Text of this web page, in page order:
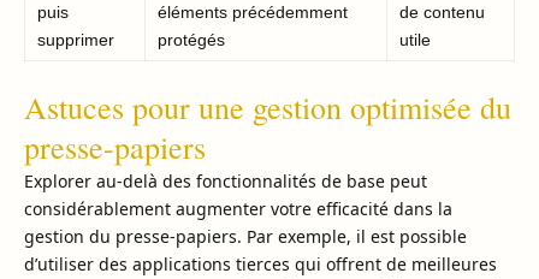
puis
supprimer
éléments précédemment
protégés
de contenu
utile
Astuces pour une gestion optimisée du
presse-papiers
Explorer au-delà des fonctionnalités de base peut
considérablement augmenter votre efficacité dans la
gestion du presse-papiers. Par exemple, il est possible
d’utiliser des applications tierces qui offrent de meilleures